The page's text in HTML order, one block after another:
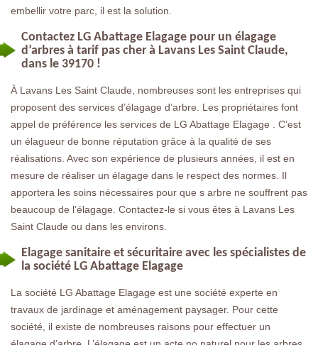
embellir votre parc, il est la solution.
Contactez LG Abattage Elagage pour un élagage
d’arbres à tarif pas cher à Lavans Les Saint Claude,
dans le 39170 !
À Lavans Les Saint Claude, nombreuses sont les entreprises qui
proposent des services d’élagage d’arbre. Les propriétaires font
appel de préférence les services de LG Abattage Elagage . C’est
un élagueur de bonne réputation grâce à la qualité de ses
réalisations. Avec son expérience de plusieurs années, il est en
mesure de réaliser un élagage dans le respect des normes. Il
apportera les soins nécessaires pour que s arbre ne souffrent pas
beaucoup de l’élagage. Contactez-le si vous êtes à Lavans Les
Saint Claude ou dans les environs.
Elagage sanitaire et sécuritaire avec les spécialistes de
la société LG Abattage Elagage
La société LG Abattage Elagage est une société experte en
travaux de jardinage et aménagement paysager. Pour cette
société, il existe de nombreuses raisons pour effectuer un